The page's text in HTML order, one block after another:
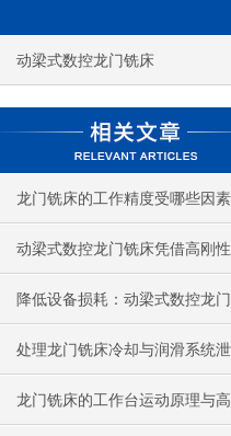
动梁式数控龙门铣床